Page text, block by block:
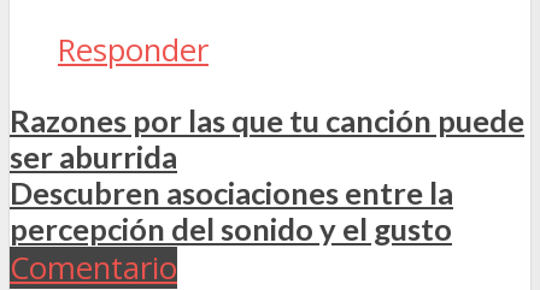
Responder
Razones por las que tu canción puede
ser aburrida
Descubren asociaciones entre la
percepción del sonido y el gusto
Comentario